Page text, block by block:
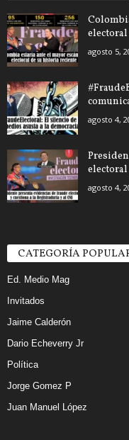
agosto 5,
agosto 4,
agosto 4,
CATEGORÍA
Ed. Medio Mag
Invitados
Jaime Calderón
Dario Echeverry Jr
Política
Jorge Gomez P
Juan Manuel López